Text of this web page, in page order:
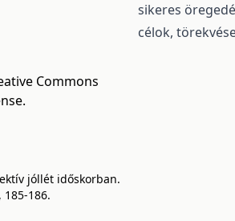
Commons
.
jóllét időskorban.
185-186.
sikeres
célok,